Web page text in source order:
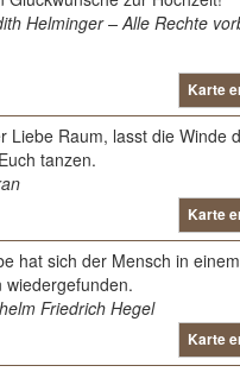
Helminger – Alle Rechte
Karte
Liebe Raum, lasst die Winde
tanzen.
Karte
hat sich der Mensch in
wiedergefunden.
Friedrich Hegel
Karte